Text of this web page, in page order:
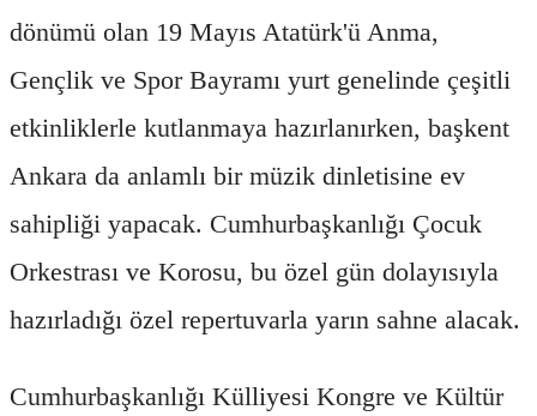
dönümü olan 19 Mayıs Atatürk'ü Anma,
Gençlik ve Spor Bayramı yurt genelinde çeşitli
etkinliklerle kutlanmaya hazırlanırken, başkent
Ankara da anlamlı bir müzik dinletisine ev
sahipliği yapacak. Cumhurbaşkanlığı Çocuk
Orkestrası ve Korosu, bu özel gün dolayısıyla
hazırladığı özel repertuvarla yarın sahne alacak.
Cumhurbaşkanlığı Külliyesi Kongre ve Kültür